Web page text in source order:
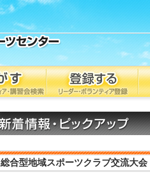
総合型地域スポーツクラブ交流大